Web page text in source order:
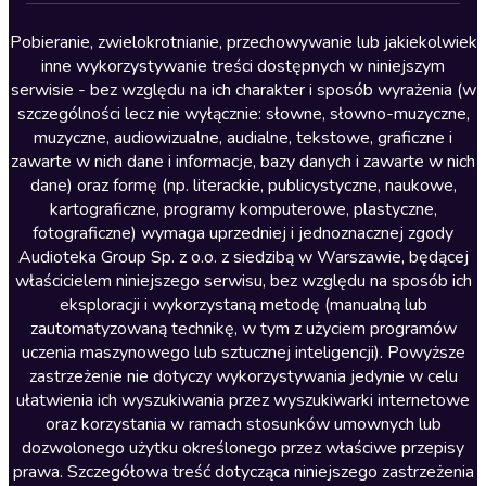
Lektury szkolne
Literatura anglojęzyczna
Literatura faktu
Literatura obyczajowa
Literatura piękna obca
Literatura piękna polska
Nagrania relaksacyjne
Nauka języków
Nauki humanistyczne
Podcasty i audycje
Polityka
Prasa
Religia
Pobieranie, zwielokrotnianie, przechowywanie lub jakiekolwiek
inne wykorzystywanie treści dostępnych w niniejszym
serwisie - bez względu na ich charakter i sposób wyrażenia (w
szczególności lecz nie wyłącznie: słowne, słowno-muzyczne,
muzyczne, audiowizualne, audialne, tekstowe, graficzne i
zawarte w nich dane i informacje, bazy danych i zawarte w nich
dane) oraz formę (np. literackie, publicystyczne, naukowe,
kartograficzne, programy komputerowe, plastyczne,
fotograficzne) wymaga uprzedniej i jednoznacznej zgody
Audioteka Group Sp. z o.o. z siedzibą w Warszawie, będącej
właścicielem niniejszego serwisu, bez względu na sposób ich
eksploracji i wykorzystaną metodę (manualną lub
zautomatyzowaną technikę, w tym z użyciem programów
uczenia maszynowego lub sztucznej inteligencji). Powyższe
zastrzeżenie nie dotyczy wykorzystywania jedynie w celu
ułatwienia ich wyszukiwania przez wyszukiwarki internetowe
oraz korzystania w ramach stosunków umownych lub
dozwolonego użytku określonego przez właściwe przepisy
prawa. Szczegółowa treść dotycząca niniejszego zastrzeżenia